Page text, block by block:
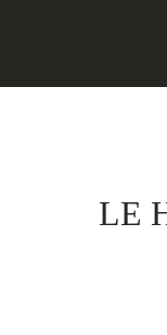
LE